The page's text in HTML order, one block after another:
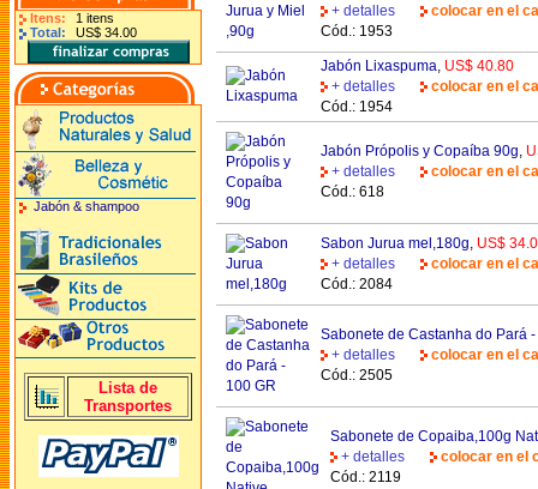
Itens:
1 itens
Total:
US$ 34.00
Jabón & shampoo
Lista de
Transportes
+ detalles
colocar en el
Cód.: 1953
Jabón Lixaspuma, US$ 40.80
+ detalles
colocar en el
Cód.: 1954
Jabón Própolis y Copaíba 90g,
+ detalles
colocar en el
Cód.: 618
Sabon Jurua mel,180g, US$
+ detalles
colocar en el
Cód.: 2084
Sabonete de Castanha do Pará
+ detalles
colocar en el
Cód.: 2505
Sabonete de Copaiba,100g
+ detalles
colocar en el
Cód.: 2119